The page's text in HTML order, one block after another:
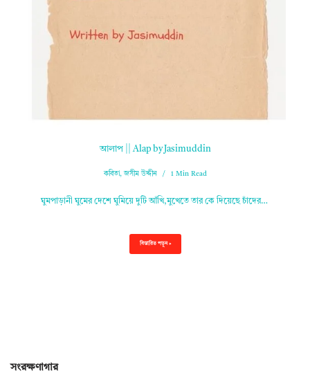
আলাপ || Alap by Jasimuddin
কবিতা,জসীম উদ্দীন 1 Min Read
ঘুমপাড়ানী ঘুমের দেশে ঘুমিয়ে দুটি আঁখি,মুখেতে তার কে দিয়েছে চাঁদের…
বিস্তারিত পড়ুন »
সংরক্ষণাগার